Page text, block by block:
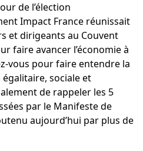
de l’élection
Impact Franceréunissait
et dirigeants au Couvent
faire avancer l’économie à
vous pour faire entendre la
égalitaire, sociale et
de rappeler les 5
par le Manifeste de
aujourd’hui par plus de